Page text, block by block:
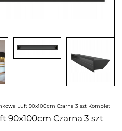
Luft 90x100cm Czarna 3 szt Komplet
90x100cm Czarna 3 szt